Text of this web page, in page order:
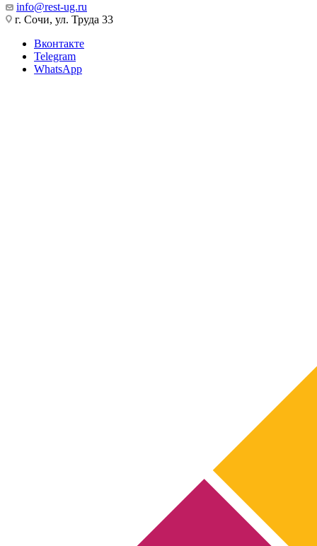
info@rest-ug.ru
г. Сочи, ул. Труда 33
Вконтакте
Telegram
WhatsApp